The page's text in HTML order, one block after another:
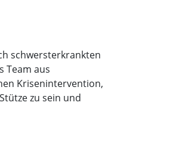
schwersterkrankten
Team aus
Krisenintervention,
zu sein und